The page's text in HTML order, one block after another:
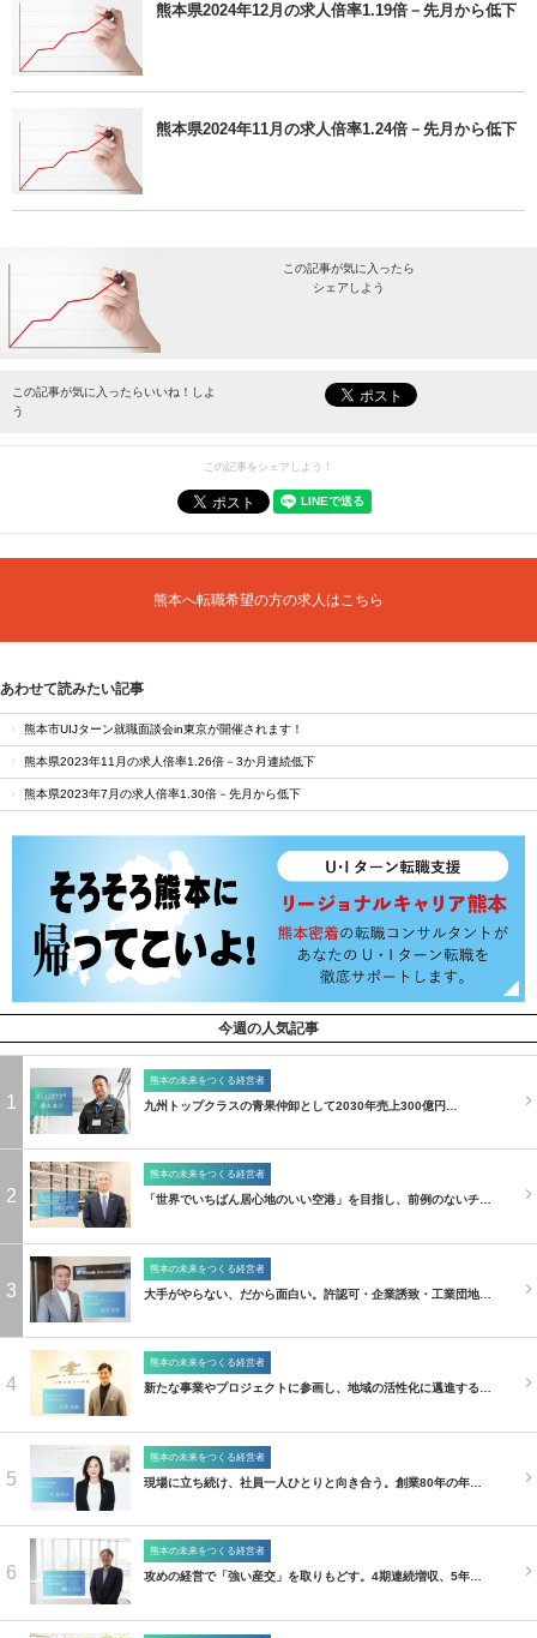
熊本県2024年12月の求人倍率1.19倍－先月から低下
熊本県2024年11月の求人倍率1.24倍－先月から低下
この記事が気に入ったら
シェアしよう
最新情報をお届けします。
この記事が気に入ったらいいね！しよ
う
この記事をシェアしよう！
熊本へ転職希望の方の求人はこちら
あわせて読みたい記事
熊本市UIJターン就職面談会in東京が開催されます！
熊本県2023年11月の求人倍率1.26倍－3か月連続低下
熊本県2023年7月の求人倍率1.30倍－先月から低下
今週の人気記事
1
熊本の未来をつくる経営者
九州トップクラスの青果仲卸として2030年売上300億円…
2
熊本の未来をつくる経営者
「世界でいちばん居心地のいい空港」を目指し、前例のないチ…
3
熊本の未来をつくる経営者
大手がやらない、だから面白い。許認可・企業誘致・工業団地…
4
熊本の未来をつくる経営者
新たな事業やプロジェクトに参画し、地域の活性化に邁進する…
5
熊本の未来をつくる経営者
現場に立ち続け、社員一人ひとりと向き合う。創業80年の年…
6
熊本の未来をつくる経営者
攻めの経営で「強い産交」を取りもどす。4期連続増収、5年…